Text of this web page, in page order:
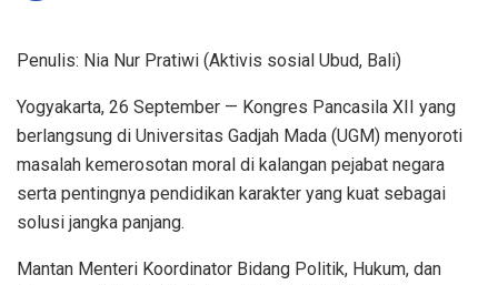
Penulis: Nia Nur Pratiwi (Aktivis sosial Ubud, Bali)
Yogyakarta, 26 September — Kongres Pancasila XII yang
berlangsung di Universitas Gadjah Mada (UGM) menyoroti
masalah kemerosotan moral di kalangan pejabat negara
serta pentingnya pendidikan karakter yang kuat sebagai
solusi jangka panjang.
Mantan Menteri Koordinator Bidang Politik, Hukum, dan